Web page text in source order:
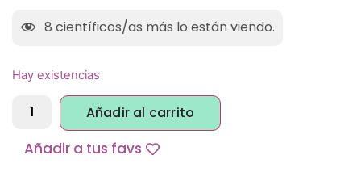
8 científicos/as más lo están viendo.
Hay existencias
Añadir al carrito
Alternative:
Añadir a tus favs